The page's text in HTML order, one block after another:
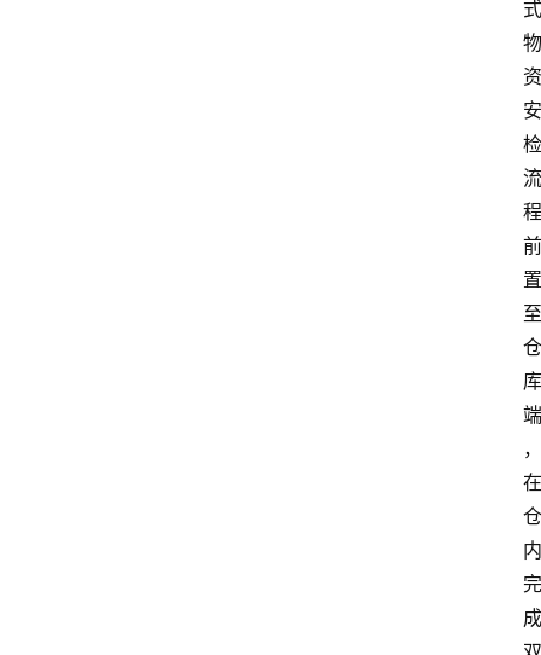
式
物
资
安
检
流
程
前
置
至
仓
库
端
，
在
仓
内
完
成